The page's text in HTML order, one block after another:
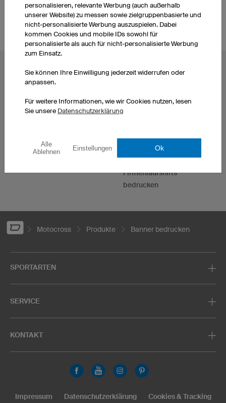
BELIEBTE THEMEN
Radtrikots
Fußballtrikots
Basketballtrikots
Motocross Trikots
Darttrikots
Firmenlaufshirts
bedrucken
Motocross Produkte Banner bedrucken
SPORTARTEN
SERVICE
KONTAKT
Impressum Datenschutzerklärung Cookies & Tracking
personalisieren, relevante Werbung (auch außerhalb
unserer Website) zu messen sowie zielgruppenbasierte und
nicht-personalisierte Werbung auszuspielen. Dabei
kommen Cookies und mobile IDs sowohl für
personalisierte als auch für nicht-personalisierte Werbung
zum Einsatz.
Sie können Ihre Einwilligung jederzeit widerrufen oder
anpassen.
Für weitere Informationen, wie wir Cookies nutzen, lesen
Sie unsere Datenschutzerklärung
Alle
Ablehnen
Einstellungen Ok